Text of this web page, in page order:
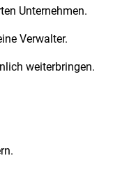
Unternehmen.
Verwalter.
weiterbringen.